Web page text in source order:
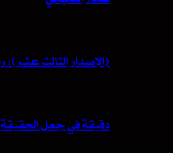
(الإصدار الثالث عشر):
دقيقة في جعل الحقيقة